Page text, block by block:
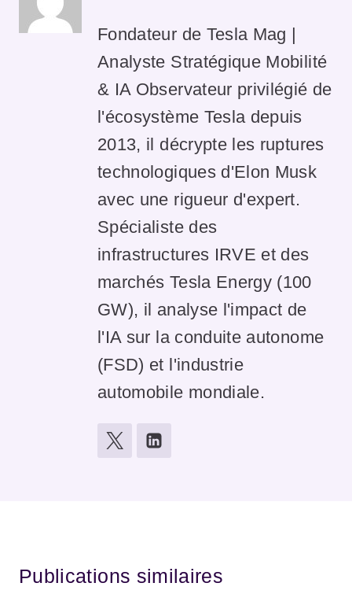
Fondateur de Tesla Mag |
Analyste Stratégique Mobilité
& IA Observateur privilégié de
l'écosystème Tesla depuis
2013, il décrypte les ruptures
technologiques d'Elon Musk
avec une rigueur d'expert.
Spécialiste des
infrastructures IRVE et des
marchés Tesla Energy (100
GW), il analyse l'impact de
l'IA sur la conduite autonome
(FSD) et l'industrie
automobile mondiale.
Publications similaires